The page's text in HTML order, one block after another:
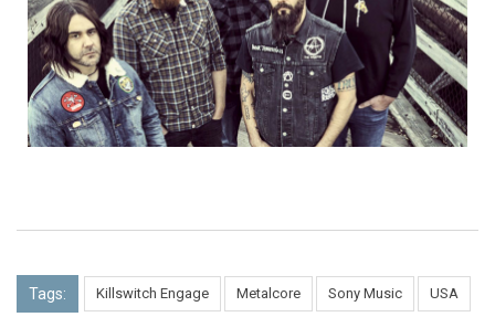
Tags: Killswitch Engage Metalcore Sony Music USA